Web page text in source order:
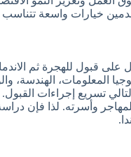
خيارات واسعة تتناسب
قبول للهجرة ثم
المعلومات، الهندسة،
تسريع إجراءات
وأسرته. لذا فإن